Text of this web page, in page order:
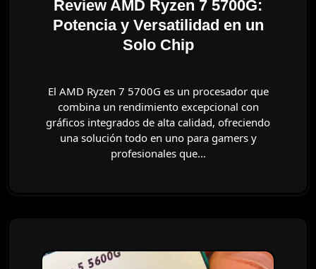
Review AMD Ryzen 7 5700G:
Potencia y Versatilidad en un
Solo Chip
El AMD Ryzen 7 5700G es un procesador que
combina un rendimiento excepcional con
gráficos integrados de alta calidad, ofreciendo
una solución todo en uno para gamers y
profesionales que…